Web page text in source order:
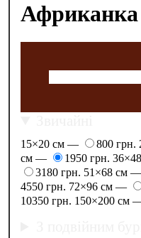
Африканка
15×20 см — 800 грн.
см —
1950 грн.
3180 грн. 51×68 см —
4550 грн. 72×96 см —
10350 грн. 150×200 см